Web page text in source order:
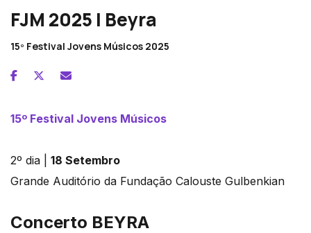
FJM 2025 | Beyra
15º Festival Jovens Músicos 2025
15º Festival Jovens Músicos
2º dia | 18 Setembro
Grande Auditório da Fundação Calouste Gulbenkian
Concerto BEYRA